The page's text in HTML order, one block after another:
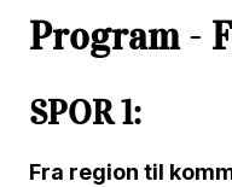
Program-
SPOR 1:
Fra region til